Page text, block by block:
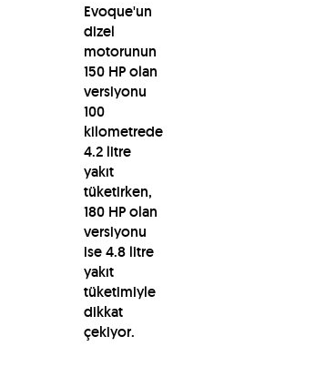
Evoque'un
dizel
motorunun
150 HP olan
versiyonu
100
kilometrede
4.2 litre
yakıt
tüketirken,
180 HP olan
versiyonu
ise 4.8 litre
yakıt
tüketimiyle
dikkat
çekiyor.